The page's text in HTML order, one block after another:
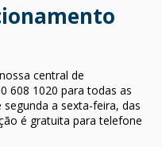
central de
608 1020 para todas as
a sexta-feira, das
é gratuita para telefone